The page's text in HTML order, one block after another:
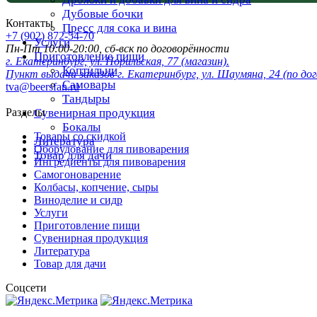
Дубовые бочки
Пресс для сока и вина
Услуги
Приготовление пищи
Коптильни
Самовары
Тандыры
Сувенирная продукция
Бокалы
Литература
Товар для дачи
Контакты
+7 (902) 872-54-70
Пн-Пт 10:00-20:00, сб-вск по договорённости
г. Екатеринбург, ул. Норильская, 77 (магазин).
Пункт выдачи заказов г. Екатеринбург, ул. Шаумяна, 24 (по
tva@beersfan.ru
Разделы
Товары со скидкой
Оборудование для пивоварения
Ингредиенты для пивоварения
Самогоноварение
Колбасы, копчение, сыры
Виноделие и сидр
Услуги
Приготовление пищи
Сувенирная продукция
Литература
Товар для дачи
Соцсети